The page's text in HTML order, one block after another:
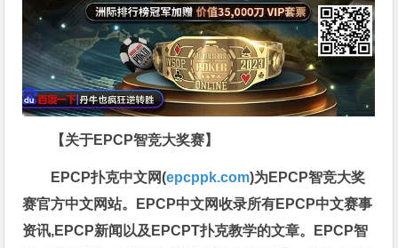
【关于EPCP智竞大奖赛】
EPCP扑克中文网(epcppk.com)为EPCP智竞大奖
赛官方中文网站。EPCP中文网收录所有EPCP中文赛事
资讯,EPCP新闻以及EPCPT扑克教学的文章。EPCP智